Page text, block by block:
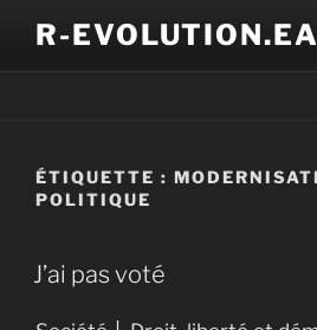
R-
ÉTIQUETTE :
POLITIQUE
J’ai pas voté